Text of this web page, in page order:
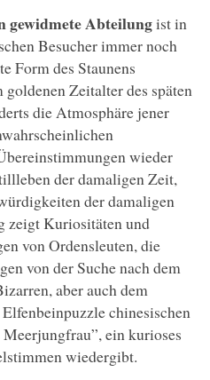
gewidmete Abteilungist in
Besucher immer noch
Form des Staunens
Zeitalter des späten
die Atmosphäre jener
wieder
der damaligen Zeit,
der damaligen
zeigt Kuriositäten und
von Ordensleuten, die
von der Suche nach dem
aber auch dem
chinesischen
ein kurioses
wiedergibt.